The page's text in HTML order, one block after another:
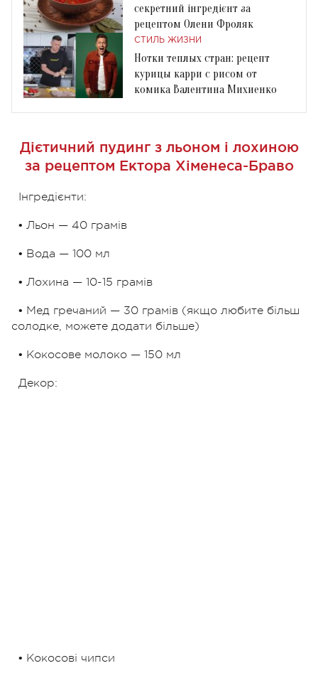
секретний інгредієнт за
рецептом Олени Фроляк
СТИЛЬ ЖИЗНИ
Нотки теплых стран: рецепт
курицы карри с рисом от
комика Валентина Михиенко
Дієтичний пудинг з льоном і лохиною
за рецептом Ектора Хіменеса-Браво
Інгредієнти:
• Льон — 40 грамів
• Вода — 100 мл
• Лохина — 10-15 грамів
• Мед гречаний — 30 грамів (якщо любите більш
солодке, можете додати більше)
• Кокосове молоко — 150 мл
Декор:
• Кокосові чипси